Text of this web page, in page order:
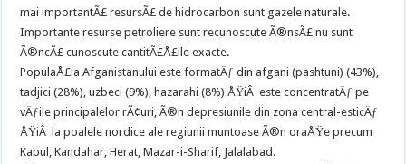
mai importantÃ£ resursÃ£ de hidrocarbon sunt gazele naturale.
Importante resurse petroliere sunt recunoscute Ã®nsÃ£ nu sunt
Ã®ncÃ£ cunoscute cantitÃ£Å£ile exacte.
PopulaÅ£ia Afganistanului este formatÄƒ din afgani (pashtuni) (43%),
tadjici (28%), uzbeci (9%), hazarahi (8%) ÅŸiÂ este concentratÄƒ pe
vÄƒile principalelor rÃ¢uri, Ã®n depresiunile din zona central-esticÄƒ
ÅŸiÂ la poalele nordice ale regiunii muntoase Ã®n oraÅŸe precum
Kabul, Kandahar, Herat, Mazar-i-Sharif, Jalalabad.